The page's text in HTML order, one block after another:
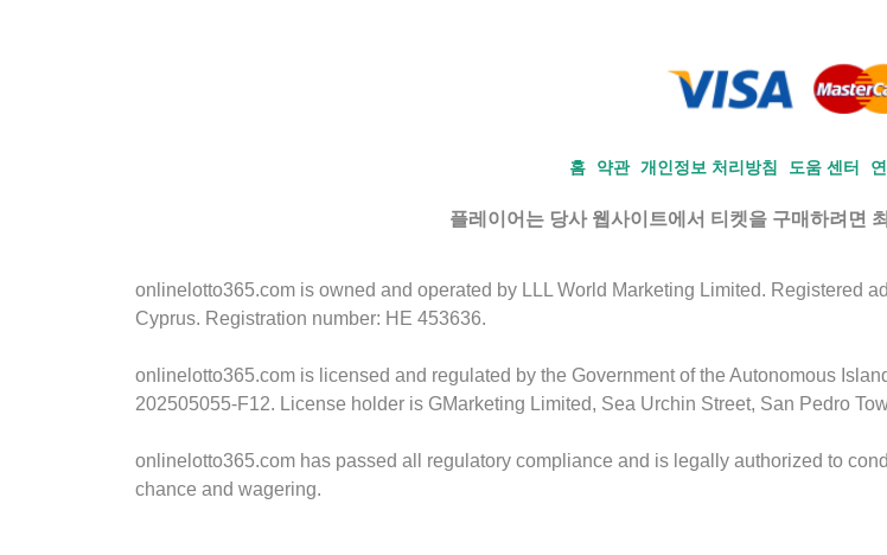
홈 약관 개인정보 처리방침 도움 센터
플레이어는 당사 웹사이트에서 티켓을 구매하려면
onlinelotto365.com is owned and operated by LLL World Marketing Limited. Registered
Cyprus. Registration number: HE 453636.
onlinelotto365.com is licensed and regulated by the Government of the Autonomous
202505055-F12. License holder is GMarketing Limited, Sea Urchin Street, San Pedro
onlinelotto365.com has passed all regulatory compliance and is legally authorized to
chance and wagering.